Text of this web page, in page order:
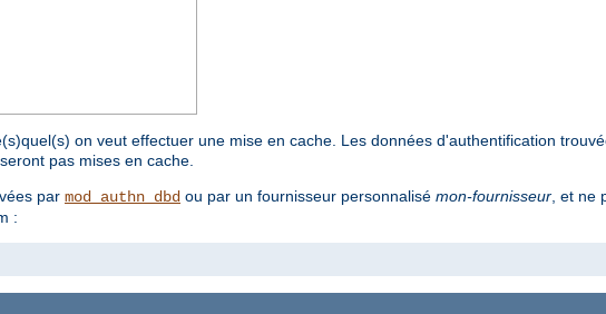
on veut effectuer une mise en cache. Les données d'authentification
pas mises en cache.
par mod_authn_dbd ou par un fournisseur personnalisé mon-fournisseur , et ne
: